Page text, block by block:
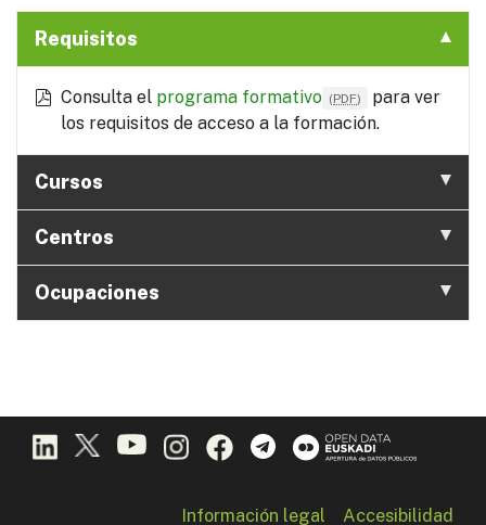
Requisitos
Consulta el programa formativo (PDF)
para ver
los requisitos de acceso a la formación.
Cursos
Centros
Ocupaciones
Información legal Accesibilidad